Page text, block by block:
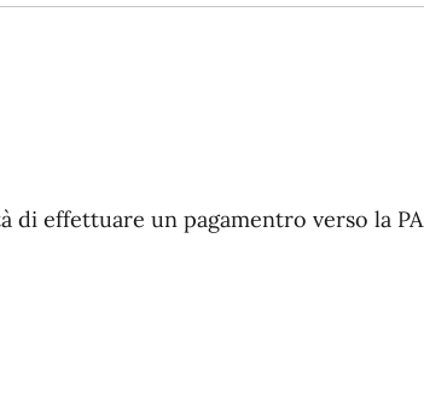
effettuare un pagamentro verso la PA